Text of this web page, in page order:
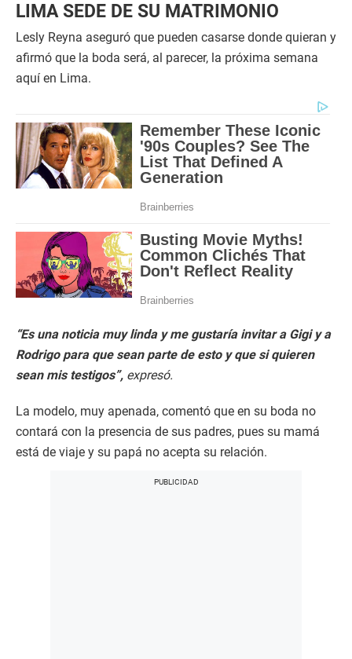
LIMA SEDE DE SU MATRIMONIO
Lesly Reyna aseguró que pueden casarse donde quieran y
afirmó que la boda será, al parecer, la próxima semana
aquí en Lima.
“Es una noticia muy linda y me gustaría invitar a Gigi y a
Rodrigo para que sean parte de esto y que si quieren
sean mis testigos”, expresó.
La modelo, muy apenada, comentó que en su boda no
contará con la presencia de sus padres, pues su mamá
está de viaje y su papá no acepta su relación.